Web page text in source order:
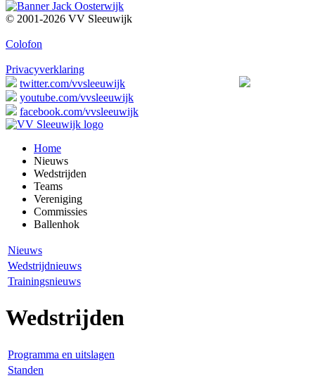
© 2001-2026 VV Sleeuwijk
Colofon
Privacyverklaring
twitter.com/vvsleeuwijk
youtube.com/vvsleeuwijk
facebook.com/vvsleeuwijk
Home
Nieuws
Wedstrijden
Teams
Vereniging
Commissies
Ballenhok
Nieuws
Wedstrijdnieuws
Trainingsnieuws
Wedstrijden
Programma en uitslagen
Standen